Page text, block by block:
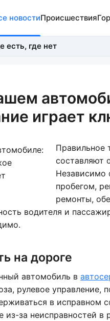
новостиПроисшествия
есть, где нет
играет
Правильное
составляют
Независимо
пробегом,
ремонты,
водителя и
на дороге
автомобиль в
рулевое
в исправном
из-за неисправностей в